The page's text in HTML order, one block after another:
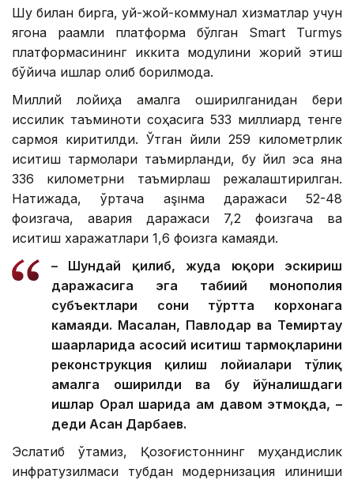
Шу билан бирга, уй-жой-коммунал хизматлар учун
ягона рақамли платформа бўлган Smart Turmys
платформасининг иккита модулини жорий этиш
бўйича ишлар олиб борилмоқда.
Миллий лойиҳа амалга оширилганидан бери
иссиқлик таъминоти соҳасига 533 миллиард тенге
сармоя киритилди. Ўтган йили 259 километрлик
иситиш тармоқлари таъмирланди, бу йил эса яна
336 километрни таъмирлаш режалаштирилган.
Натижада, ўртача аşıнма даражаси 52-48
фоизгача, авария даражаси 7,2 фоизгача ва
иситиш харажатлари 1,6 фоизга камаяди.
– Шундай қилиб, жуда юқори эскириш
даражасига эга табиий монополия
субъектлари сони тўртта корхонага
камаяди. Масалан, Павлодар ва Темиртау
шаҳарларида асосий иситиш тармоқларини
реконструкция қилиш лойиҳалари тўлиқ
амалга оширилди ва бу йўналишдаги
ишлар Орал шаҳрида ҳам давом этмоқда, –
деди Асан Дарбаев.
Эслатиб ўтамиз, Қозоғистоннинг муҳандислик
инфратузилмаси тубдан модернизация қилиниши